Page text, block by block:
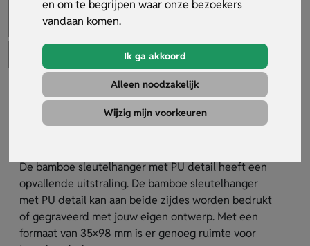
en om te begrijpen waar onze bezoekers
vandaan komen.
Ik ga akkoord
Alleen noodzakelijk
Wijzig mijn voorkeuren
Bamboe Sleutelhanger Met Pu
Detail
De bamboe sleutelhanger met PU detail heeft een
opvallende uitstraling. De bamboe sleutelhanger
met PU detail kan aan beide zijdes worden bedrukt
of gegraveerd met jouw eigen ontwerp. Met een
formaat van 35×98 mm is er genoeg ruimte voor